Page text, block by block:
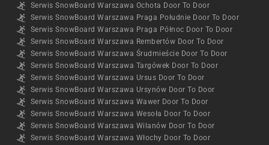
Serwis SnowBoard Warszawa Ochota Door To Door
Serwis SnowBoard Warszawa Praga Południe Door To Door
Serwis SnowBoard Warszawa Praga Północ Door To Door
Serwis SnowBoard Warszawa Rembertów Door To Door
Serwis SnowBoard Warszawa Śrudmieście Door To Door
Serwis SnowBoard Warszawa Targówek Door To Door
Serwis SnowBoard Warszawa Ursus Door To Door
Serwis SnowBoard Warszawa Ursynów Door To Door
Serwis SnowBoard Warszawa Wawer Door To Door
Serwis SnowBoard Warszawa Wesoła Door To Door
Serwis SnowBoard Warszawa Wilanów Door To Door
Serwis SnowBoard Warszawa Włochy Door To Door